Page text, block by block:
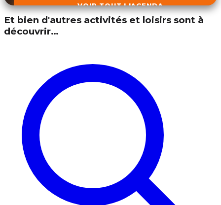
VOIR TOUT L'AGENDA
Et bien d'autres activités et loisirs sont à
découvrir…